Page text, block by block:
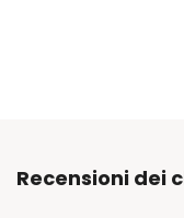
Recensioni dei